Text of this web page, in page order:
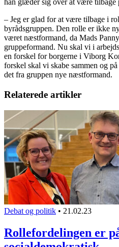
han glæder sig over at være tilbage
– Jeg er glad for at være tilbage i
byrådsgruppen. Den rolle er ikke
været næstformand, da Mads
gruppeformand. Nu skal vi i
en forskel for borgerne i Viborg
forskel skal vi skabe sammen og
det fra gruppen nye næstformand.
Relaterede artikler
Debat og politik • 21.02.23
Rollefordelingen er